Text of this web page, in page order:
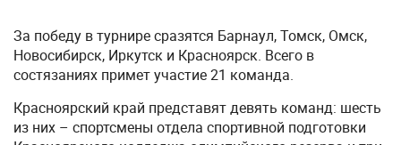
За победу в турнире сразятся Барнаул, Томск, Омск,
Новосибирск, Иркутск и Красноярск. Всего в
состязаниях примет участие 21 команда.
Красноярский край представят девять команд: шесть
из них – спортсмены отдела спортивной подготовки